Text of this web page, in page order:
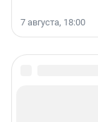
7 августа, 18:00